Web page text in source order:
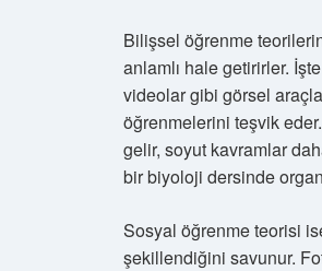
Bilişsel öğrenme
anlamlı hale getirirler.
videolar gibi görsel
öğrenmelerini teşvik
gelir, soyut kavramlar
bir biyoloji dersinde
Sosyal öğrenme teorisi
şekillendiğini savunur.